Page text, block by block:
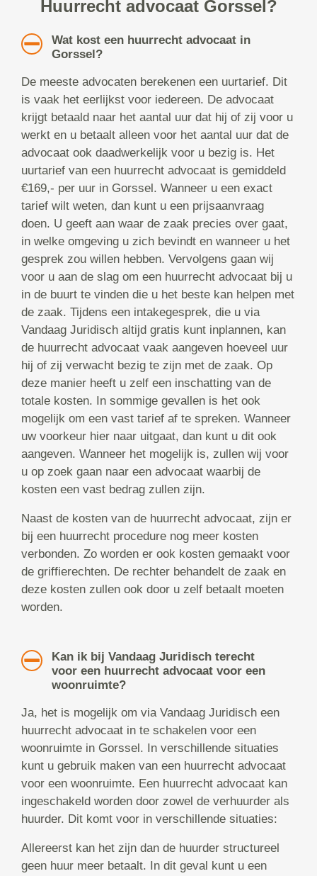
Huurrecht advocaat Gorssel?
Wat kost een huurrecht advocaat in
Gorssel?
De meeste advocaten berekenen een uurtarief. Dit
is vaak het eerlijkst voor iedereen. De advocaat
krijgt betaald naar het aantal uur dat hij of zij voor u
werkt en u betaalt alleen voor het aantal uur dat de
advocaat ook daadwerkelijk voor u bezig is. Het
uurtarief van een huurrecht advocaat is gemiddeld
€169,- per uur in Gorssel. Wanneer u een exact
tarief wilt weten, dan kunt u een prijsaanvraag
doen. U geeft aan waar de zaak precies over gaat,
in welke omgeving u zich bevindt en wanneer u het
gesprek zou willen hebben. Vervolgens gaan wij
voor u aan de slag om een huurrecht advocaat bij u
in de buurt te vinden die u het beste kan helpen met
de zaak. Tijdens een intakegesprek, die u via
Vandaag Juridisch altijd gratis kunt inplannen, kan
de huurrecht advocaat vaak aangeven hoeveel uur
hij of zij verwacht bezig te zijn met de zaak. Op
deze manier heeft u zelf een inschatting van de
totale kosten. In sommige gevallen is het ook
mogelijk om een vast tarief af te spreken. Wanneer
uw voorkeur hier naar uitgaat, dan kunt u dit ook
aangeven. Wanneer het mogelijk is, zullen wij voor
u op zoek gaan naar een advocaat waarbij de
kosten een vast bedrag zullen zijn.
Naast de kosten van de huurrecht advocaat, zijn er
bij een huurrecht procedure nog meer kosten
verbonden. Zo worden er ook kosten gemaakt voor
de griffierechten. De rechter behandelt de zaak en
deze kosten zullen ook door u zelf betaalt moeten
worden.
Kan ik bij Vandaag Juridisch terecht
voor een huurrecht advocaat voor een
woonruimte?
Ja, het is mogelijk om via Vandaag Juridisch een
huurrecht advocaat in te schakelen voor een
woonruimte in Gorssel. In verschillende situaties
kunt u gebruik maken van een huurrecht advocaat
voor een woonruimte. Een huurrecht advocaat kan
ingeschakeld worden door zowel de verhuurder als
huurder. Dit komt voor in verschillende situaties:
Allereerst kan het zijn dan de huurder structureel
geen huur meer betaalt. In dit geval kunt u een